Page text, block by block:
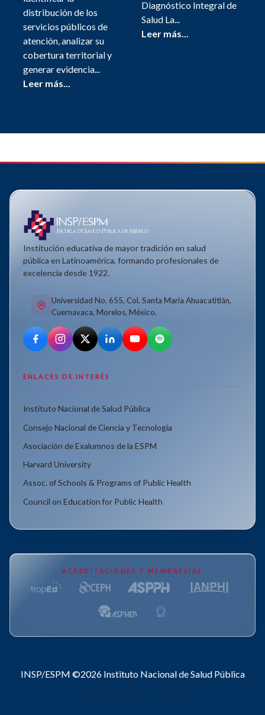
distribución de los
servicios públicos de
atención, analizar su
cobertura territorial y
generar evidencia...
Leer más...
Diagnóstico Integral de
Salud La...
Leer más...
Institución educativa de mayor tradición en salud
pública en Latinoamérica, formando profesionales de
excelencia desde 1922.
Universidad No. 655, Col. Santa María Ahuacatitlán,
Cuernavaca, Morelos, México.
ENLACES DE INTERÉS
Instituto Nacional de Salud Pública
Consejo Nacional de Ciencia y Tecnología
Asociación de Exalumnos de la ESPM
Harvard University
Assoc. of Schools & Programs of Public Health
Council on Education for Public Health
ACREDITACIONES Y MEMBRESÍAS
INSP/ESPM ©2026Instituto Nacional de Salud Pública